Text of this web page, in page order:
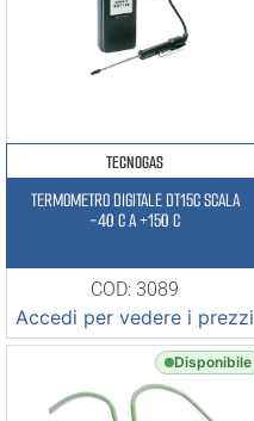
TECNOGAS
TERMOMETRO DIGITALE DT15C SCALA
-40 C A +150 C
COD: 3089
Accedi per vedere i prezzi
Disponibile